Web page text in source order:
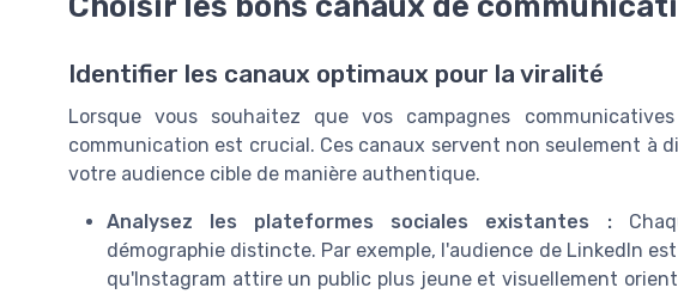
Identifier les canaux optimaux pour la viralité
Lorsque vous souhaitez que vos campagnes
communication est crucial. Ces canaux servent non seulement à
votre audience cible de manière authentique.
Analysez les plateformes sociales existantes :
démographie distincte. Par exemple, l'audience de LinkedIn
qu'Instagram attire un public plus jeune et visuellement